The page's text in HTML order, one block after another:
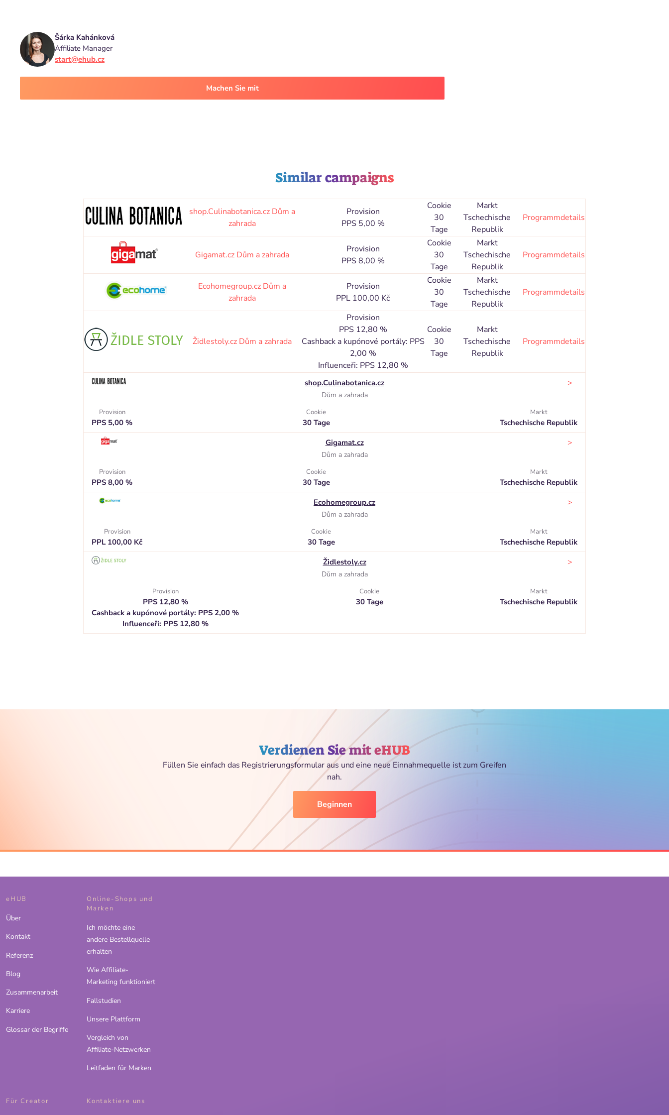
Šárka Kahánková
Affiliate Manager
start@ehub.cz
Machen Sie mit
Similar campaigns
shop.Culinabotanica.cz Dům a
zahrada
Provision
PPS 5,00 %
Cookie
30
Tage
Markt
Tschechische
Republik
Programmdetails
Gigamat.cz Dům a zahrada
Provision
PPS 8,00 %
Cookie
30
Tage
Markt
Tschechische
Republik
Programmdetails
Ecohomegroup.cz Dům a
zahrada
Provision
PPL 100,00 Kč
Cookie
30
Tage
Markt
Tschechische
Republik
Programmdetails
Židlestoly.cz Dům a zahrada
Provision
PPS 12,80 %
Cashback a kupónové portály: PPS
2,00 %
Influenceři: PPS 12,80 %
Cookie
30
Tage
Markt
Tschechische
Republik
Programmdetails
shop.Culinabotanica.cz
Dům a zahrada
>
Provision
PPS 5,00 %
Cookie
30 Tage
Markt
Tschechische Republik
Gigamat.cz
Dům a zahrada
>
Provision
PPS 8,00 %
Cookie
30 Tage
Markt
Tschechische Republik
Ecohomegroup.cz
Dům a zahrada
>
Provision
PPL 100,00 Kč
Cookie
30 Tage
Markt
Tschechische Republik
Židlestoly.cz
Dům a zahrada
>
Provision
PPS 12,80 %
Cashback a kupónové portály: PPS 2,00 %
Influenceři: PPS 12,80 %
Cookie
30 Tage
Markt
Tschechische Republik
Verdienen Sie mit eHUB
Füllen Sie einfach das Registrierungsformular aus und eine neue Einnahmequelle ist zum Greifen
nah.
Beginnen
eHUB
Über
Kontakt
Referenz
Blog
Zusammenarbeit
Karriere
Glossar der Begriffe
Online-Shops und
Marken
Ich möchte eine
andere Bestellquelle
erhalten
Wie Affiliate-
Marketing funktioniert
Fallstudien
Unsere Plattform
Vergleich von
Affiliate-Netzwerken
Leitfaden für Marken
Für Creator Kontaktiere uns